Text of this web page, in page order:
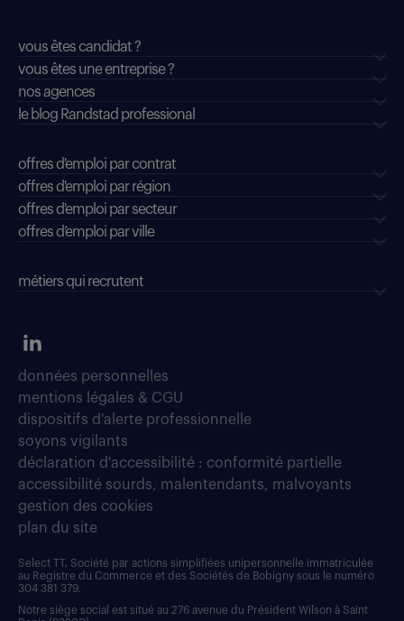
vous êtes candidat ?
vous êtes une entreprise ?
nos agences
le blog Randstad professional
offres d'emploi par contrat
offres d'emploi par région
offres d'emploi par secteur
offres d’emploi par ville
métiers qui recrutent
données personnelles
mentions légales & CGU
dispositifs d'alerte professionnelle
soyons vigilants
déclaration d'accessibilité : conformité partielle
accessibilité sourds, malentendants, malvoyants
gestion des cookies
plan du site
Select TT, Société par actions simplifiées unipersonnelle immatriculée
au Registre du Commerce et des Sociétés de Bobigny sous le numéro
304 381 379.
Notre siège social est situé au 276 avenue du Président Wilson à Saint